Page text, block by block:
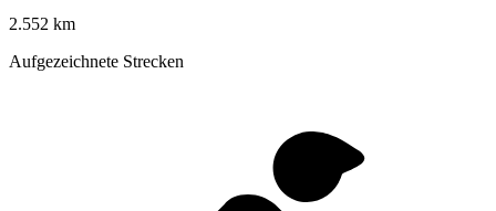
2.552 km
Aufgezeichnete Strecken